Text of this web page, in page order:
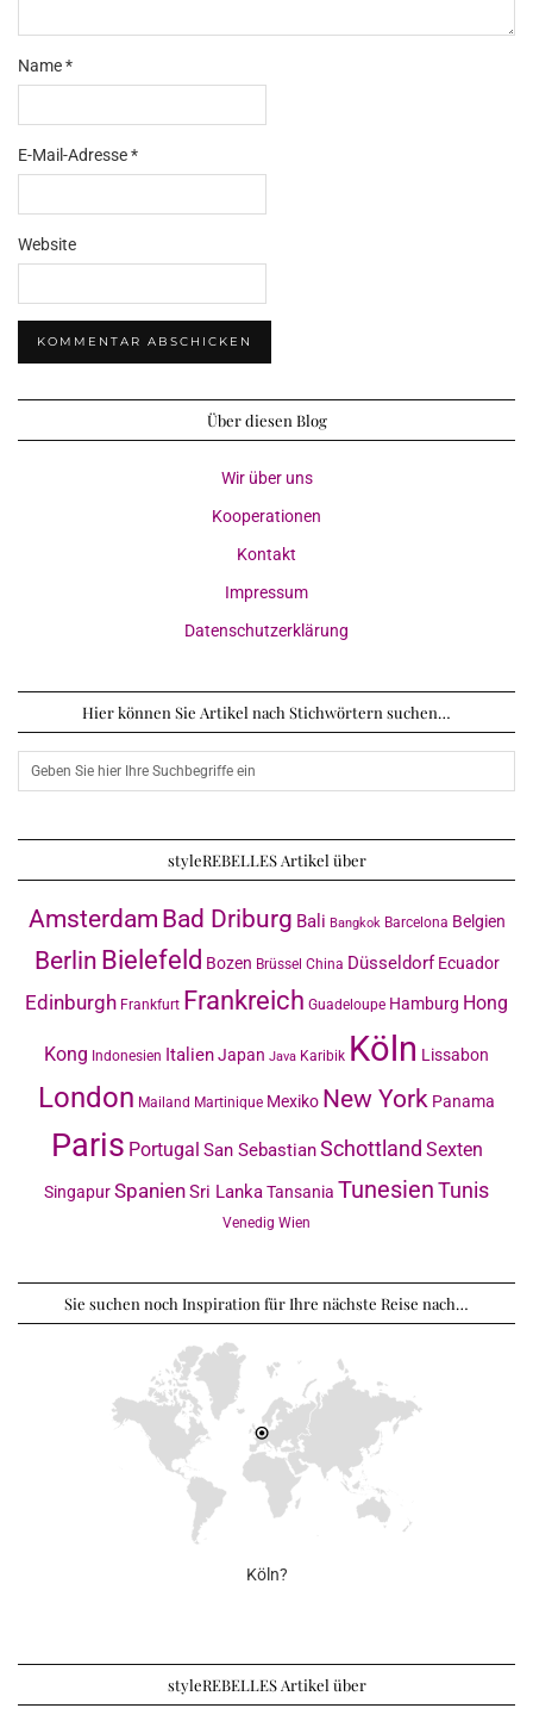
Name*
E-Mail-Adresse*
Website
Über diesen Blog
Wir über uns
Kooperationen
Kontakt
Impressum
Datenschutzerklärung
Hier können Sie Artikel nach Stichwörtern suchen…
styleREBELLES Artikel über
Amsterdam Bad Driburg Bali Bangkok Barcelona Belgien
Berlin Bielefeld Bozen Brüssel China Düsseldorf Ecuador
Edinburgh Frankfurt Frankreich Guadeloupe Hamburg Hong
Kong Indonesien ItalienJapan Java Karibik Köln Lissabon
London Mailand Martinique Mexiko New York Panama
Paris Portugal San SebastianSchottland Sexten
SingapurSpanienSri LankaTansania TunesienTunis
Venedig Wien
Sie suchen noch Inspiration für Ihre nächste Reise nach…
Köln?
styleREBELLES Artikel über